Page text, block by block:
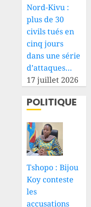
Nord-Kivu :
plus de 30
civils tués en
cinq jours
dans une série
d’attaques…
17 juillet 2026
POLITIQUE
Tshopo : Bijou
Koy conteste
les
accusations